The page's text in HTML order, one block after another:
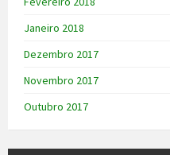
Janeiro 2018
Dezembro 2017
Novembro 2017
Outubro 2017